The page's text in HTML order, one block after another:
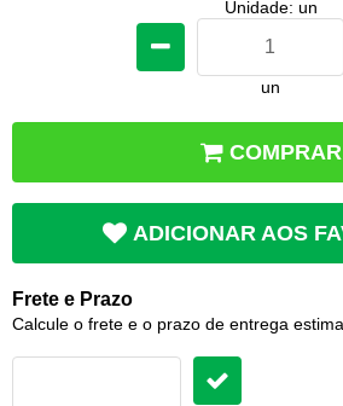
Unidade: un
un
COMPRAR
ADICIONAR AOS
Frete e Prazo
Calcule o frete e o prazo de entrega